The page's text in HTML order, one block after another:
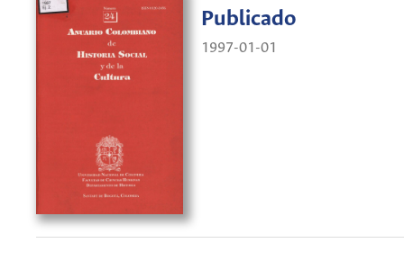
Publicado
1997-01-01